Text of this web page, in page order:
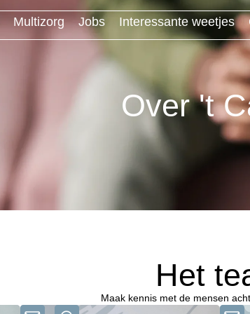
Multizorg Jobs Interessante weetjes
Over 't
Het
Maak kennis met de mensen